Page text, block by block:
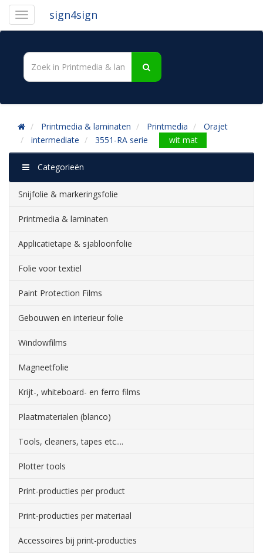
sign4sign
Printmedia & laminaten Printmedia
Orajet
intermediate
3551-RA serie wit mat
Categorieën
Snijfolie & markeringsfolie
Printmedia & laminaten
Applicatietape & sjabloonfolie
Folie voor textiel
Paint Protection Films
Gebouwen en interieur folie
Windowfilms
Magneetfolie
Krijt-, whiteboard- en ferro films
Plaatmaterialen (blanco)
Tools, cleaners, tapes etc....
Plotter tools
Print-producties per product
Print-producties per materiaal
Accessoires bij print-producties